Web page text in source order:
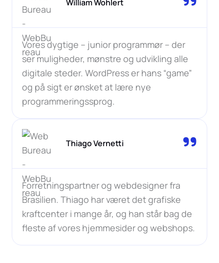
William Wohlert
Vores dygtige – junior programmør – der
ser muligheder, mønstre og udvikling alle
digitale steder. WordPress er hans “game”
og på sigt er ønsket at lære nye
programmeringssprog.
Thiago Vernetti
Forretningspartner og webdesigner fra
Brasilien. Thiago har været det grafiske
kraftcenter i mange år, og han står bag de
fleste af vores hjemmesider og webshops.